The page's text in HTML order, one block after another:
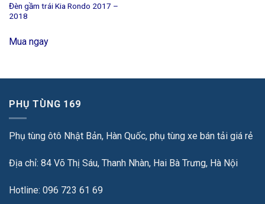
Đèn gầm trái Kia Rondo 2017 –
2018
Mua ngay
PHỤ TÙNG 169
Phụ tùng ôtô Nhật Bản, Hàn Quốc, phụ tùng xe bán tải giá rẻ
Địa chỉ: 84 Võ Thị Sáu, Thanh Nhàn, Hai Bà Trưng, Hà Nội
Hotline: 096 723 61 69